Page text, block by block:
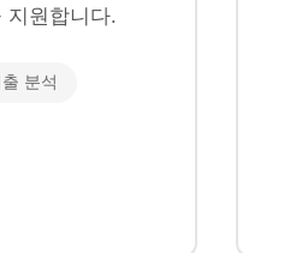
지원합니다.
분석